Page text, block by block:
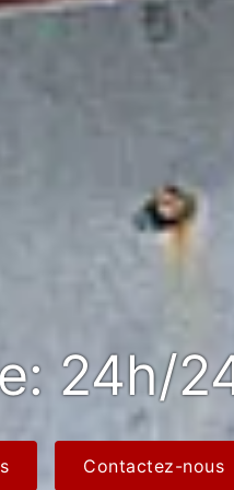
24h/
Contactez-nous